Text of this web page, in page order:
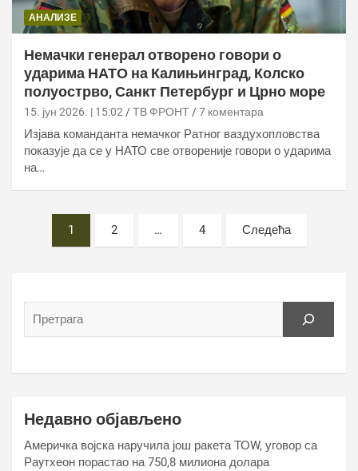
АНАЛИЗЕ
Немачки генерал отворено говори о
ударима НАТО на Калињинград, Колско
полуострво, Санкт Петербург и Црно море
15. јун 2026. | 15:02 ТВ ФРОНТ 7 коментара
Изјава команданта немачког Ратног ваздухопловства
показује да се у НАТО све отвореније говори о ударима
на…
пагинатион
1 2 … 4 Следећа
Недавно објављено
Америчка војска наручила још ракета ТОW, уговор са
Раyтхеон порастао на 750,8 милиона долара